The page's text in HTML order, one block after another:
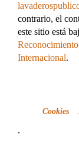
contrario, el
este sitio está
Internacional.
Cookies
.